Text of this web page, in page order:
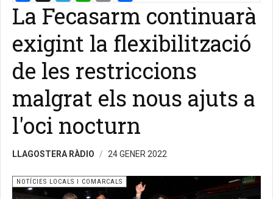
La Fecasarm continuarà
exigint la flexibilització
de les restriccions
malgrat els nous ajuts a
l'oci nocturn
LLAGOSTERA RÀDIO 24 GENER 2022
NOTÍCIES LOCALS I COMARCALS